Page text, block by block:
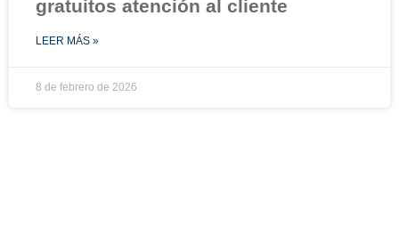
gratuitos atención al cliente
LEER MÁS »
8 de febrero de 2026